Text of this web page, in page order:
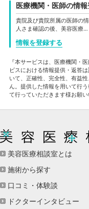
医療機関・医師の情報
貴院及び貴院所属の医師の
人さま確認の後、美容医療…
情報を登録する
『本サービスは、医療機関・
ビスにおける情報提供・返答
いて、正確性、完全性、有益
ん。提供した情報を用いて行
て行っていただきます様お願い
美容医療相談室とは
施術から探す
口コミ・体験談
ドクターインタビュー